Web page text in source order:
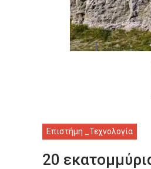
Επιστήμη _Τεχνολογία
20